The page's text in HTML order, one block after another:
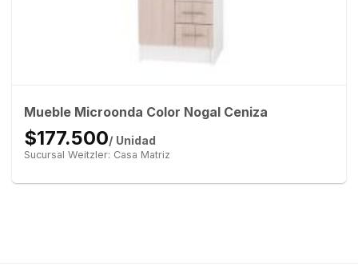
Mueble Microonda Color Nogal Ceniza
$177.500/ Unidad
Sucursal Weitzler: Casa Matriz